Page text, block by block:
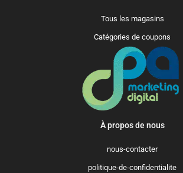
Tous les magasins
Catégories de coupons
À propos de nous
nous-contacter
politique-de-confidentialite